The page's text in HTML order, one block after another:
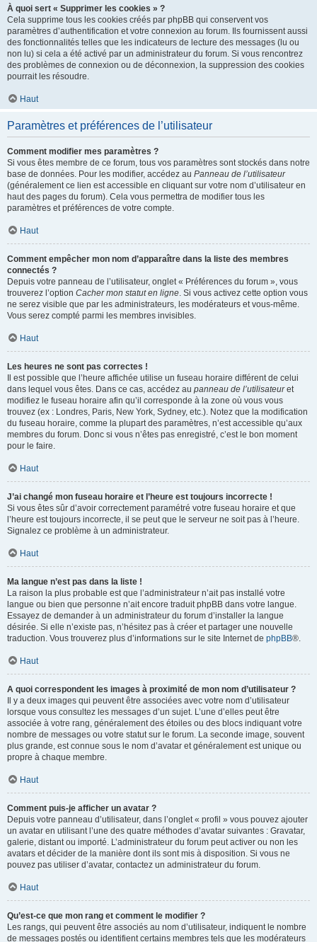
À quoi sert « Supprimer les cookies » ?
Cela supprime tous les cookies créés par phpBB qui conservent vos
paramètres d’authentification et votre connexion au forum. Ils fournissent aussi
des fonctionnalités telles que les indicateurs de lecture des messages (lu ou
non lu) si cela a été activé par un administrateur du forum. Si vous rencontrez
des problèmes de connexion ou de déconnexion, la suppression des cookies
pourrait les résoudre.
Haut
Paramètres et préférences de l’utilisateur
Comment modifier mes paramètres ?
Si vous êtes membre de ce forum, tous vos paramètres sont stockés dans notre
base de données. Pour les modifier, accédez au Panneau de l’utilisateur
(généralement ce lien est accessible en cliquant sur votre nom d’utilisateur en
haut des pages du forum). Cela vous permettra de modifier tous les
paramètres et préférences de votre compte.
Haut
Comment empêcher mon nom d’apparaître dans la liste des membres
connectés ?
Depuis votre panneau de l’utilisateur, onglet « Préférences du forum », vous
trouverez l’option Cacher mon statut en ligne. Si vous activez cette option vous
ne serez visible que par les administrateurs, les modérateurs et vous-même.
Vous serez compté parmi les membres invisibles.
Haut
Les heures ne sont pas correctes !
Il est possible que l’heure affichée utilise un fuseau horaire différent de celui
dans lequel vous êtes. Dans ce cas, accédez au panneau de l’utilisateuret
modifiez le fuseau horaire afin qu’il corresponde à la zone où vous vous
trouvez (ex : Londres, Paris, New York, Sydney, etc.). Notez que la modification
du fuseau horaire, comme la plupart des paramètres, n’est accessible qu’aux
membres du forum. Donc si vous n’êtes pas enregistré, c’est le bon moment
pour le faire.
Haut
J’ai changé mon fuseau horaire et l’heure est toujours incorrecte !
Si vous êtes sûr d’avoir correctement paramétré votre fuseau horaire et que
l’heure est toujours incorrecte, il se peut que le serveur ne soit pas à l’heure.
Signalez ce problème à un administrateur.
Haut
Ma langue n’est pas dans la liste !
La raison la plus probable est que l’administrateur n’ait pas installé votre
langue ou bien que personne n’ait encore traduit phpBB dans votre langue.
Essayez de demander à un administrateur du forum d’installer la langue
désirée. Si elle n’existe pas, n’hésitez pas à créer et partager une nouvelle
traduction. Vous trouverez plus d’informations sur le site Internet de phpBB®.
Haut
A quoi correspondent les images à proximité de mon nom d’utilisateur ?
Il y a deux images qui peuvent être associées avec votre nom d’utilisateur
lorsque vous consultez les messages d’un sujet. L’une d’elles peut être
associée à votre rang, généralement des étoiles ou des blocs indiquant votre
nombre de messages ou votre statut sur le forum. La seconde image, souvent
plus grande, est connue sous le nom d’avatar et généralement est unique ou
propre à chaque membre.
Haut
Comment puis-je afficher un avatar ?
Depuis votre panneau d’utilisateur, dans l’onglet « profil » vous pouvez ajouter
un avatar en utilisant l’une des quatre méthodes d’avatar suivantes : Gravatar,
galerie, distant ou importé. L’administrateur du forum peut activer ou non les
avatars et décider de la manière dont ils sont mis à disposition. Si vous ne
pouvez pas utiliser d’avatar, contactez un administrateur du forum.
Haut
Qu’est-ce que mon rang et comment le modifier ?
Les rangs, qui peuvent être associés au nom d’utilisateur, indiquent le nombre
de messages postés ou identifient certains membres tels que les modérateurs